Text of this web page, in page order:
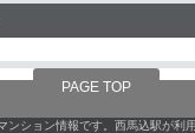
PAGE TOP
ンション情報です。西馬込駅が利